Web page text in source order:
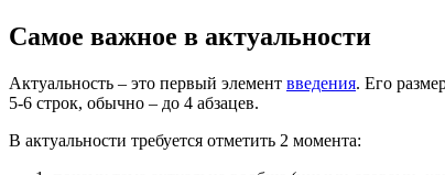
Самое важное в актуальности
Актуальность – это первый элемент введения. Его
5-6 строк, обычно – до 4 абзацев.
В актуальности требуется отметить 2 момента: